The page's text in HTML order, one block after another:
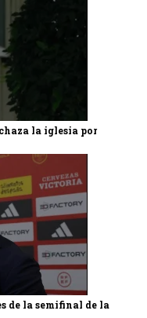
la iglesia por
de la semifinal de la